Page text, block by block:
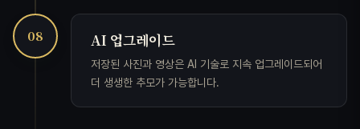
08 AI 업그레이드
저장된 사진과 영상은 AI 기술로 지속 업그레이드되어
더 생생한 추모가 가능합니다.